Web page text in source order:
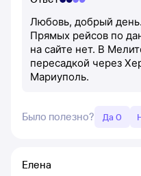
Любовь, добрый день.
Прямых рейсов по
на сайте нет. В
пересадкой через
Мариуполь.
Было полезно? Да 0
Елена